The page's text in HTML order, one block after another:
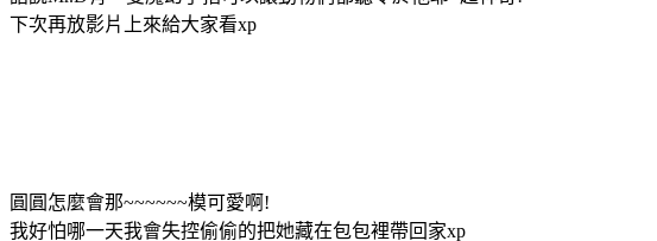
下次再放影片上來給大家看xp
圓圓怎麼會那~~~~~~模可愛啊!
我好怕哪一天我會失控偷偷的把她藏在包包裡帶回家xp